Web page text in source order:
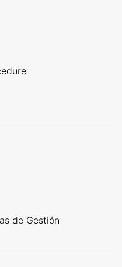
de Gestión